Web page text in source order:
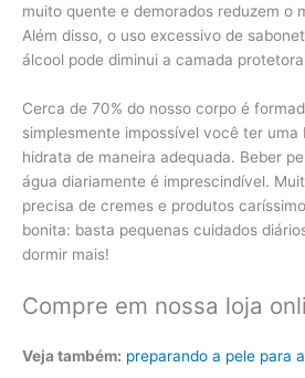
muito quente e demorados reduzem o
Além disso, o uso excessivo de
álcool pode diminui a camada
Cerca de 70% do nosso corpo é
simplesmente impossível você ter uma
hidrata de maneira adequada. Beber
água diariamente é imprescindível.
precisa de cremes e produtos
bonita: basta pequenas cuidados
dormir mais!
Compre em nossa loja
Veja também: preparando a pele para